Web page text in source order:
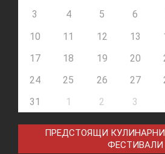
3
4 5 6
10 11 12 13
17
18 19 20
24
25 26 27
31
1 2 3
ПРЕДСТОЯЩИ
ФЕСТИВАЛИ